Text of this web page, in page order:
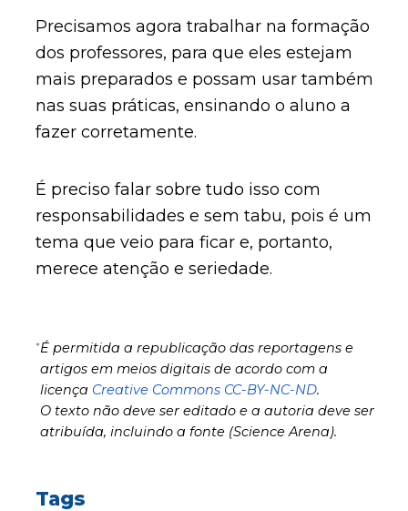
Precisamos agora trabalhar na formação
dos professores, para que eles estejam
mais preparados e possam usar também
nas suas práticas, ensinando o aluno a
fazer corretamente.
É preciso falar sobre tudo isso com
responsabilidades e sem tabu, pois é um
tema que veio para ficar e, portanto,
merece atenção e seriedade.
*É permitida a republicação das reportagens e
artigos em meios digitais de acordo com a
licença Creative Commons CC-BY-NC-ND.
O texto não deve ser editado e a autoria deve ser
atribuída, incluindo a fonte (Science Arena).
Tags